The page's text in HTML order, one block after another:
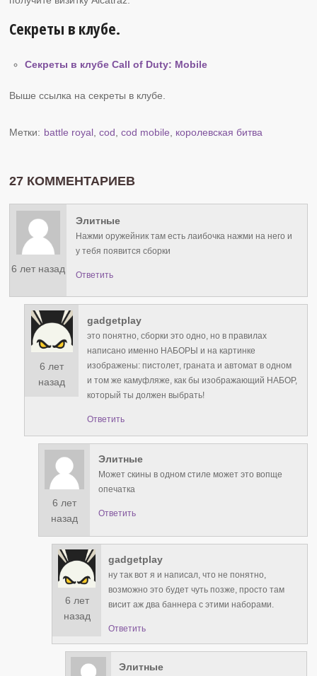
Секреты в клубе.
Секреты в клубе Call of Duty: Mobile
Выше ссылка на секреты в клубе.
Метки: battle royal ,cod ,cod mobile королевская битва
27 КОММЕНТАРИЕВ
6 лет назад
Элитные
Нажми оружейник там есть лаибочка нажми на него и
у тебя появится сборки
Ответить
6 лет
назад
gadgetplay
это понятно, сборки это одно, но в правилах
написано именно НАБОРЫ и на картинке
изображены: пистолет, граната и автомат в одном
и том же камуфляже, как бы изображающий НАБОР,
который ты должен выбрать!
Ответить
6 лет
назад
Элитные
Может скины в одном стиле может это вопще
опечатка
Ответить
6 лет
назад
gadgetplay
ну так вот я и написал, что не понятно,
возможно это будет чуть позже, просто там
висит аж два баннера с этими наборами.
Ответить
Элитные